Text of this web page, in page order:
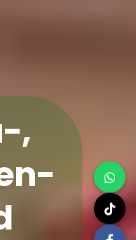
,